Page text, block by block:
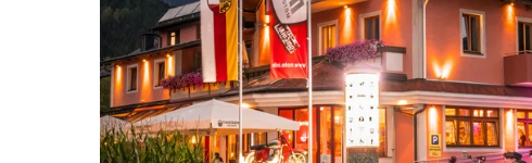
Deutschland
Tirol
Vorarlberg
Deutschland